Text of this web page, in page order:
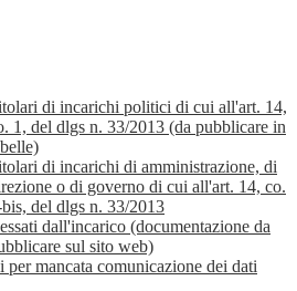
di incarichi politici di cui all'art. 14,
1, del dlgs n. 33/2013 (da pubblicare in
di incarichi di amministrazione, di
o di governo di cui all'art. 14, co.
del dlgs n. 33/2013
dall'incarico (documentazione da
sul sito web)
per mancata comunicazione dei dati